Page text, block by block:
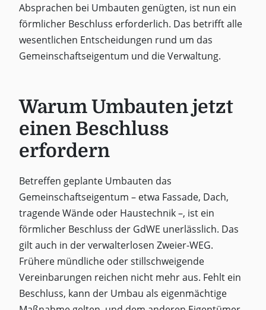
Absprachen bei Umbauten genügten, ist nun ein
förmlicher Beschluss erforderlich. Das betrifft alle
wesentlichen Entscheidungen rund um das
Gemeinschaftseigentum und die Verwaltung.
Warum Umbauten jetzt
einen Beschluss
erfordern
Betreffen geplante Umbauten das
Gemeinschaftseigentum – etwa Fassade, Dach,
tragende Wände oder Haustechnik –, ist ein
förmlicher Beschluss der GdWE unerlässlich. Das
gilt auch in der verwalterlosen Zweier-WEG.
Frühere mündliche oder stillschweigende
Vereinbarungen reichen nicht mehr aus. Fehlt ein
Beschluss, kann der Umbau als eigenmächtige